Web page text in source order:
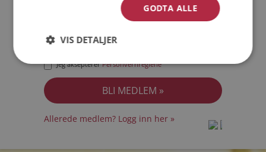
Jeg akseptererPersonvernreglene
Allerede medlem? Logg inn her »
GODTA ALLE
VIS DETALJER